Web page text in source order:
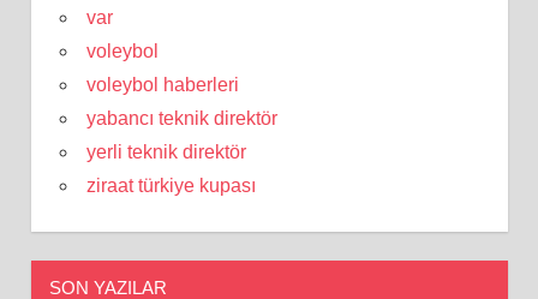
var
voleybol
voleybol haberleri
yabancı teknik direktör
yerli teknik direktör
ziraat türkiye kupası
SON YAZILAR